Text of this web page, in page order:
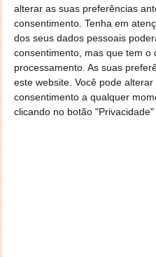
alterar as suas preferências
consentimento. Tenha em
dos seus dados pessoais
consentimento, mas que tem o
processamento. As suas
este website. Você pode
consentimento a qualquer
clicando no botão